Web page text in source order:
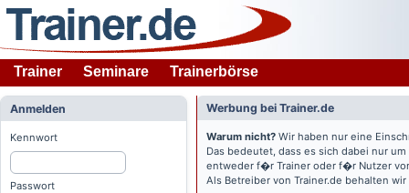
Trainer Seminare Trainerbörse
Anmelden
Kennwort
Passwort
Werbung bei Trainer.de
Warum nicht? Wir haben nur eine
Das bedeutet, dass es sich dabei nur
entweder f�r Trainer oder f�r Nutzer
Als Betreiber von Trainer.de behalten